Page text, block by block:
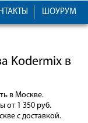
ШОУРУМ
Kodermix в
в Москве.
от 1 350 руб.
с доставкой.